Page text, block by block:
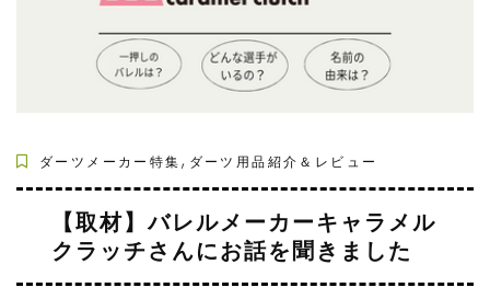
ダーツメーカー特集, ダーツ用品紹介＆レビュー
【取材】バレルメーカーキャラメル
クラッチさんにお話を聞きました